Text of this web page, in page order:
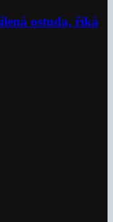
ostuda, říká